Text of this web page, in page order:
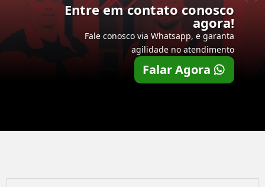
Entre em contato conosco
agora!
Fale conosco via Whatsapp, e garanta
agilidade no atendimento
Falar Agora